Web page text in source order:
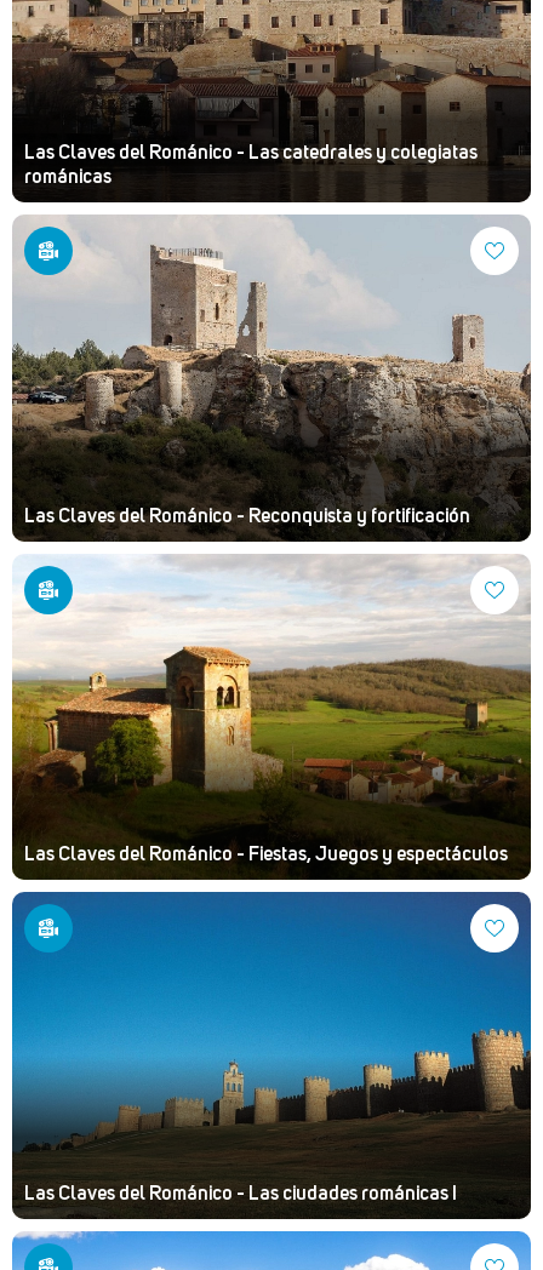
Las Claves del Románico - Las catedrales y colegiatas
románicas
Las Claves del Románico - Reconquista y fortificación
Las Claves del Románico - Fiestas, Juegos y espectáculos
Las Claves del Románico - Las ciudades románicas I